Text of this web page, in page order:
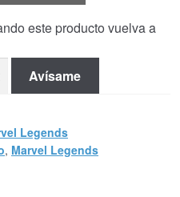
este producto vuelva a
Avísame
Legends
, Marvel Legends